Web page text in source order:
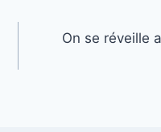
On se réveille